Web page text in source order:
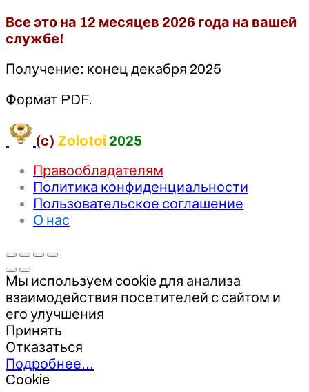
Все это на 12 месяцев 2026 года на вашей
службе!
Получение: конец декабря 2025
Формат PDF.
(c) Zolotoi 2025
Правообладателям
Политика конфиденциальности
Пользовательское соглашение
О нас
Мы используем cookie для анализа
взаимодействия посетителей с сайтом и
его улучшения
Принять
Отказаться
Подробнее…
Cookie